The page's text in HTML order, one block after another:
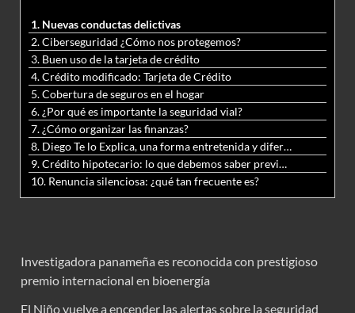
1. Nuevas conductas delictivas
2. Ciberseguridad ¿Cómo nos protegemos?
3. Buen uso de la tarjeta de crédito
4. Crédito modificado: Tarjeta de Crédito
5. Cobertura de seguros en el hogar
6. ¿Por qué es importante la seguridad vial?
7. ¿Cómo organizar las finanzas?
8. Diego Te lo Explica, una forma entretenida y diferente de aprender matemáticas y ciencias
9. Crédito hipotecario: lo que debemos saber previo a adquirir nuestra vivienda
10. Renuncia silenciosa: ¿qué tan frecuente es?
Investigadora panameña es reconocida con prestigioso
premio internacional en bioenergía
El Niño vuelve a encender las alertas sobre la seguridad